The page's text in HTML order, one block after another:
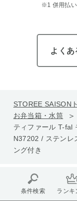
※1 併用払
よくあ
STOREE SAISON
お弁当箱・水筒
ティファール T-fal
N37202 / ステンレ
ング付き
条件検索 ランキ